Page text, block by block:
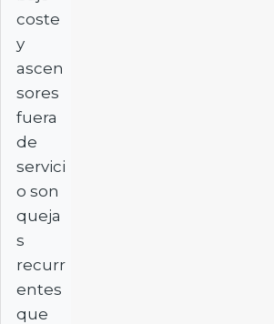
coste
y
ascen
sores
fuera
de
servici
o son
queja
s
recurr
entes
que